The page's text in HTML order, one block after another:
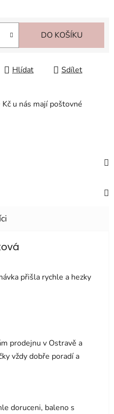
DO KOŠÍKU
Hlídat Sdílet
u nás mají poštovné
hvězdiček.
přišla rychle a hezky
hvězdiček.
prodejnu v Ostravě a
vždy dobře poradí a
hvězdiček.
doruceni, baleno s